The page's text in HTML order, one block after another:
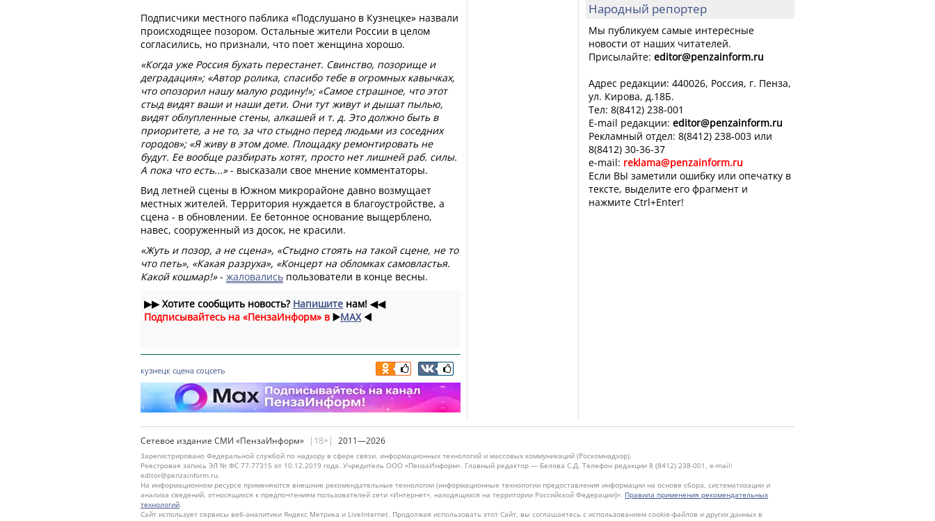
Подписчики местного паблика «Подслушано в Кузнецке» назвали
происходящее позором. Остальные жители России в целом
согласились, но признали, что поет женщина хорошо.
«Когда уже Россия бухать перестанет. Свинство, позорище и
деградация»; «Автор ролика, спасибо тебе в огромных кавычках,
что опозорил нашу малую родину!»; «Самое страшное, что этот
стыд видят ваши и наши дети. Они тут живут и дышат пылью,
видят облупленные стены, алкашей и т. д. Это должно быть в
приоритете, а не то, за что стыдно перед людьми из соседних
городов»; «Я живу в этом доме. Площадку ремонтировать не
будут. Ее вообще разбирать хотят, просто нет лишней раб. силы.
А пока что есть...»- высказали свое мнение комментаторы.
Вид летней сцены в Южном микрорайоне давно возмущает
местных жителей. Территория нуждается в благоустройстве, а
сцена - в обновлении. Ее бетонное основание выщерблено,
навес, сооруженный из досок, не красили.
«Жуть и позор, а не сцена», «Стыдно стоять на такой сцене, не то
что петь», «Какая разруха», «Концерт на обломках самовластья.
Какой кошмар!»- жаловались пользователи в конце весны.
▶▶Хотите сообщить новость? Напишите нам! ◀◀
Подписывайтесь на «ПензаИнформ» в ▶️MAX ◀️
кузнецк сцена соцсеть
Народный репортер
Мы публикуем самые интересные
новости от наших читателей.
Присылайте: editor@penzainform.ru
Адрес редакции: 440026, Россия, г. Пенза,
ул. Кирова, д.18Б.
Тел: 8(8412) 238-001
E-mail редакции: editor@penzainform.ru
Рекламный отдел: 8(8412) 238-003 или
8(8412) 30-36-37
e-mail: reklama@penzainform.ru
Если ВЫ заметили ошибку или опечатку в
тексте, выделите его фрагмент и
нажмите Ctrl+Enter!
Сетевое издание СМИ «ПензаИнформ» |18+| 2011—2026
Зарегистрировано Федеральной службой по надзору в сфере связи, информационных технологий и массовых коммуникаций (Роскомнадзор).
Реестровая запись ЭЛ № ФС 77-77315 от 10.12.2019 года. Учредитель ООО «ПензаИнформ». Главный редактор — Белова С.Д. Телефон редакции 8 (8412) 238-001, e-mail:
editor@penzainform.ru.
На информационном ресурсе применяются внешние рекомендательные технологии (информационные технологии предоставления информации на основе сбора, систематизации и
анализа сведений, относящихся к предпочтениям пользователей сети «Интернет», находящихся на территории Российской Федерации)». Правила применения рекомендательных
технологий.
Сайт использует сервисы веб-аналитики Яндекс Метрика и LiveInternet. Продолжая использовать этот Сайт, вы соглашаетесь с использованием cookie-файлов и других данных в